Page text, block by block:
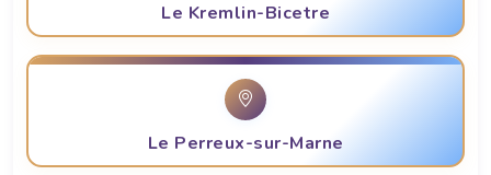
Le Kremlin-Bicetre
Le Perreux-sur-Marne